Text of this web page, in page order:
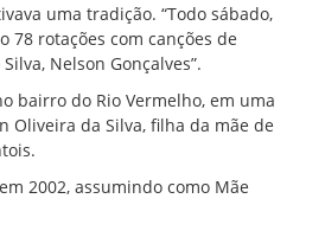
uma tradição. “Todo sábado,
78 rotações com canções de
Nelson Gonçalves”.
bairro do Rio Vermelho, em uma
Oliveira da Silva, filha da mãe de
.
2002, assumindo como Mãe